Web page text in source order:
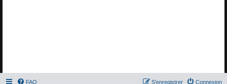
FAQ Connexion
S’enregistrer